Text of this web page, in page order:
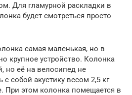
Для гламурной раскладки в
будет смотреться просто
самая маленькая, но в
крупное устройство. Колонка
но её на велосипед не
с собой акустику весом 2,5 кг
При этом колонка помещается в